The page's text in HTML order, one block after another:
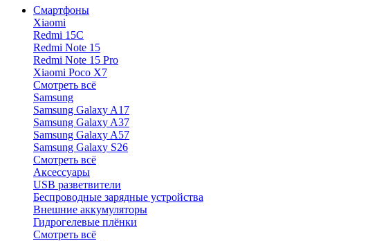
Смартфоны
Xiaomi
Redmi 15C
Redmi Note 15
Redmi Note 15 Pro
Xiaomi Poco X7
Смотреть всё
Samsung
Samsung Galaxy A17
Samsung Galaxy A37
Samsung Galaxy A57
Samsung Galaxy S26
Смотреть всё
Аксессуары
USB разветвители
Беспроводные зарядные устройства
Внешние аккумуляторы
Гидрогелевые плёнки
Смотреть всё